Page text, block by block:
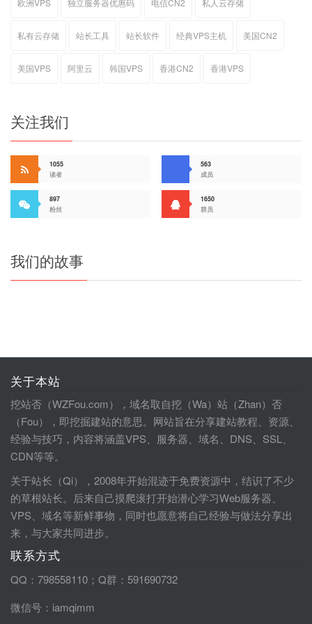
欧洲VPS 独立服务器优惠码 电信CN2 私人云存储
私有云存储 站长工具 站长软件 经典VPS主机 美国CN2
美国VPS 阿里云 韩国VPS 香港CN2 香港VPS
关注我们
1055
读者
563
成员
897
粉丝
1650
群员
我们的故事
关于本站
挖站否（WZFou.com），域名取自挖（Wa）站（Zhan）否
（Fou），即挖掘建站的意思。网站旨在分享建站教程、资源、
经验与技巧，内容将涵盖VPS、服务器、域名、DNS、SSL、
CDN等等。
关于站长（Qi），2008年开始混迹于免费资源中，结识了不少
的草根站长。后来自己摸爬滚打开始潜心学习Web服务器、
VPS、域名等新鲜事物，同时也愿意将自己经验与做法分享出
来，与大家共同进步。
联系方式
QQ：798558110；Q群：591690732
微信号：iamqimm